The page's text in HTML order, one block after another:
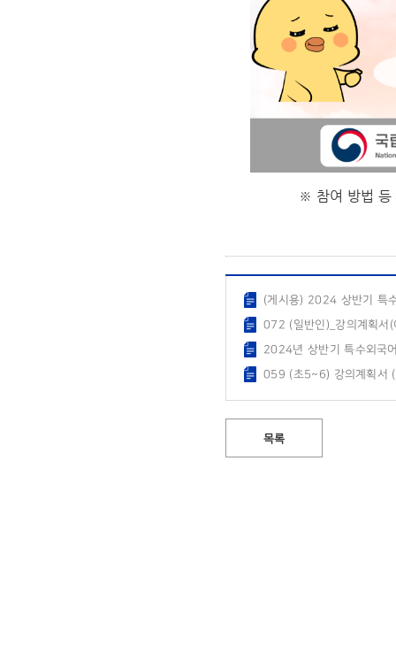
※ 참여 방법
(게시용) 2024 상반기 특
072 (일반인)_강의계획
2024년 상반기 특수외국
059 (초5~6) 강의계획서
목록